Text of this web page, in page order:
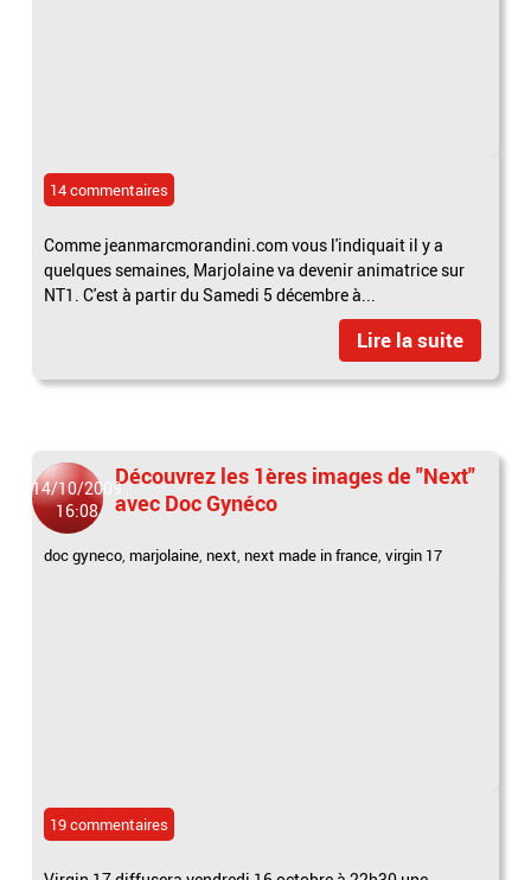
14 commentaires
Comme jeanmarcmorandini.com vous l'indiquait il y a
quelques semaines, Marjolaine va devenir animatrice sur
NT1. C'est à partir du Samedi 5 décembre à...
Lire la suite
14/10/2009
16:08
Découvrez les 1ères images de "Next"
avec Doc Gynéco
doc gyneco, marjolaine, next, next made in france,virgin 17
19 commentaires